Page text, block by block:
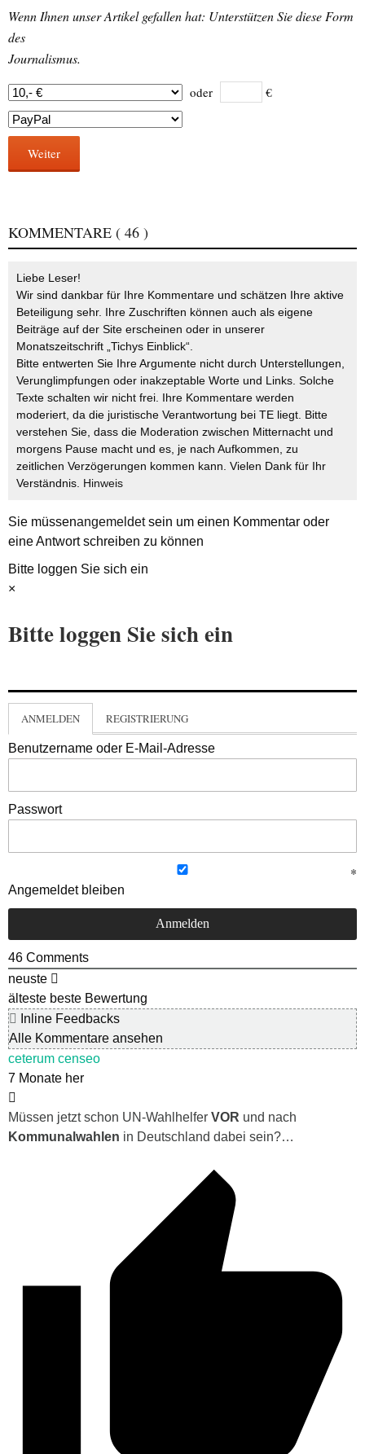
Wenn Ihnen unser Artikel gefallen hat: Unterstützen Sie diese Form
des
Journalismus.
oder €
Weiter
KOMMENTARE ( 46 )
Liebe Leser!
Wir sind dankbar für Ihre Kommentare und schätzen Ihre aktive
Beteiligung sehr. Ihre Zuschriften können auch als eigene
Beiträge auf der Site erscheinen oder in unserer
Monatszeitschrift „Tichys Einblick“.
Bitte entwerten Sie Ihre Argumente nicht durch Unterstellungen,
Verunglimpfungen oder inakzeptable Worte und Links. Solche
Texte schalten wir nicht frei. Ihre Kommentare werden
moderiert, da die juristische Verantwortung bei TE liegt. Bitte
verstehen Sie, dass die Moderation zwischen Mitternacht und
morgens Pause macht und es, je nach Aufkommen, zu
zeitlichen Verzögerungen kommen kann. Vielen Dank für Ihr
Verständnis. Hinweis
Sie müssenangemeldetsein um einen Kommentar oder
eine Antwort schreiben zu können
Bitte loggen Sie sich ein
×
Bitte loggen Sie sich ein
ANMELDEN REGISTRIERUNG
Benutzername oder E-Mail-Adresse
Passwort
Angemeldet bleiben
46 Comments
neuste
älteste beste Bewertung
Inline Feedbacks
Alle Kommentare ansehen
ceterum censeo
7 Monate her
Müssen jetzt schon UN-Wahlhelfer VOR und nach
Kommunalwahlen in Deutschland dabei sein?…